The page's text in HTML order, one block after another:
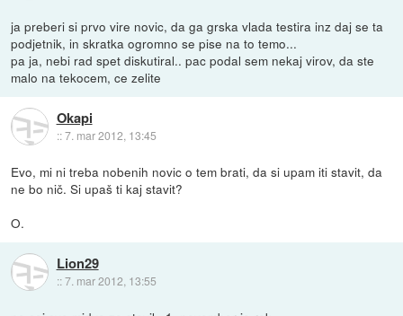
ja preberi si prvo vire novic, da ga grska vlada testira inz daj se ta
podjetnik, in skratka ogromno se pise na to temo...
pa ja, nebi rad spet diskutiral.. pac podal sem nekaj virov, da ste
malo na tekocem, ce zelite
Okapi
::7. mar 2012, 13:45
Evo, mi ni treba nobenih novic o tem brati, da si upam iti stavit, da
ne bo nič. Si upaš ti kaj stavit?
O.
Lion29
::7. mar 2012, 13:55